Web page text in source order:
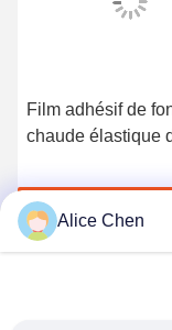
Film adhésif de
chaude élastique
3412
Discuter
Alice Chen